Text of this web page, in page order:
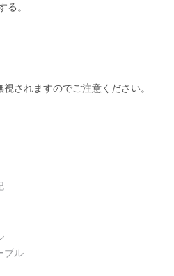
る。
されますのでご注意ください。
ブル